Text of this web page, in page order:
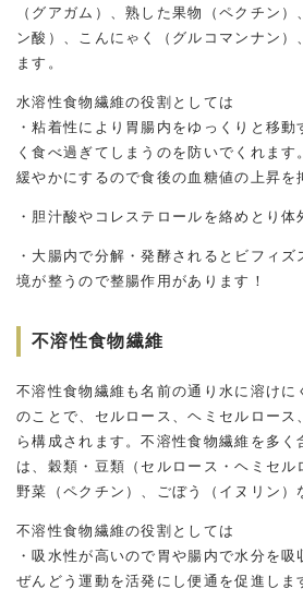
（グアガム）、熟した果物（ペクチン
ン酸）、こんにゃく（グルコマンナン）
ます。
水溶性食物繊維の役割としては
・粘着性により胃腸内をゆっくりと移動
く食べ過ぎてしまうのを防いでくれます
緩やかにするので食後の血糖値の上昇を
・胆汁酸やコレステロールを絡めとり体
・大腸内で分解・発酵されるとビフィ
境が整うので整腸作用があります！
不溶性食物繊維
不溶性食物繊維も名前の通り水に溶けに
のことで、セルロース、ヘミセルロース
ら構成されます。不溶性食物繊維を多く
は、穀類・豆類（セルロース・ヘミセル
野菜（ペクチン）、ごぼう（イヌリン）
不溶性食物繊維の役割としては
・吸水性が高いので胃や腸内で水分を
ぜんどう運動を活発にし便通を促進しま